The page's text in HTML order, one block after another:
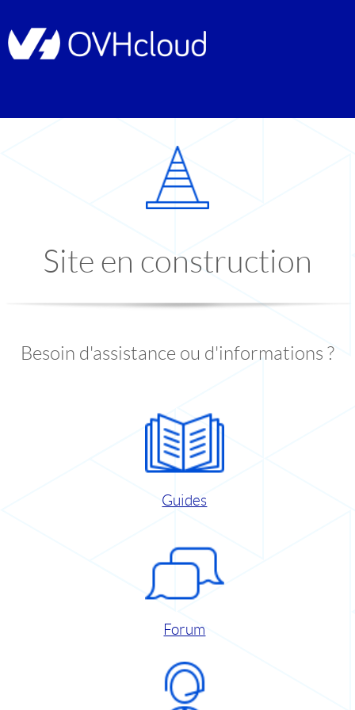
Site en construction
Besoin d'assistance ou d'informations ?
Guides
Forum